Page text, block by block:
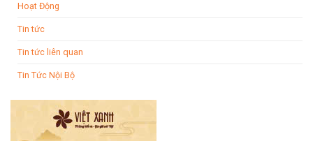
Hoạt Động
Tin tức
Tin tức liên quan
Tin Tức Nội Bộ